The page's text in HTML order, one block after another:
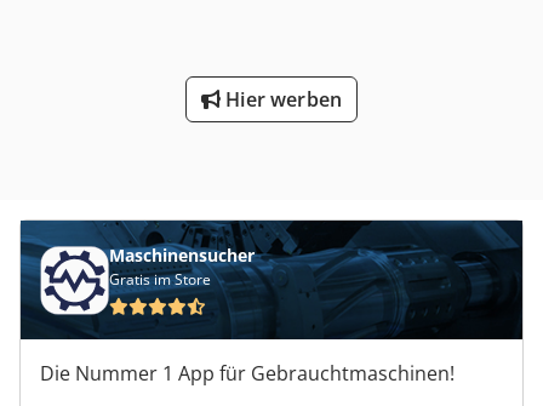
Hier werben
Maschinensucher
Gratis im Store
Die Nummer 1 App für Gebrauchtmaschinen!